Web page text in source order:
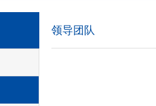
领导团队